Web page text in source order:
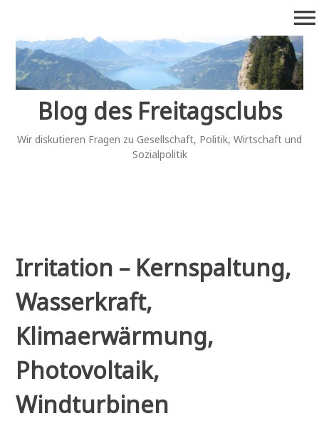
springen
Blog des Freitagsclubs
Wir diskutieren Fragen zu Gesellschaft, Politik, Wirtschaft und
Sozialpolitik
menu
Irritation – Kernspaltung,
Wasserkraft,
Klimaerwärmung,
Photovoltaik,
Windturbinen